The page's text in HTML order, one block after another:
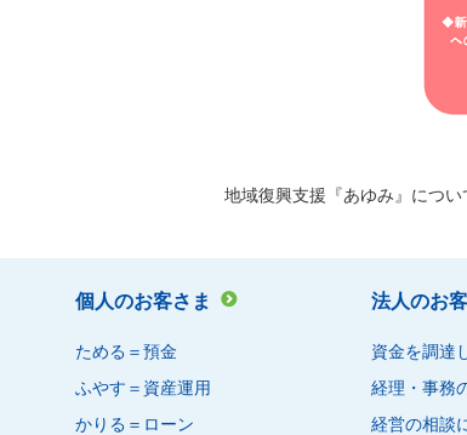
地域復興支援『あゆみ』につい
個人のお客さま
ためる＝預金
ふやす＝資産運用
かりる＝ローン
法人のお
資金を調達
経理・事務
経営の相談